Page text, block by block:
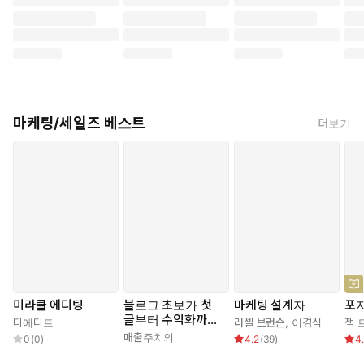
마케팅/세일즈 베스트 더보기
미라클 에디팅
디에디트
0 (0)
블로그 초보가 첫
글부터 수익화까지
가는 법
매출주치의
마케팅 설계자
러셀 브런슨 이경식
4.2(39)
포
잭